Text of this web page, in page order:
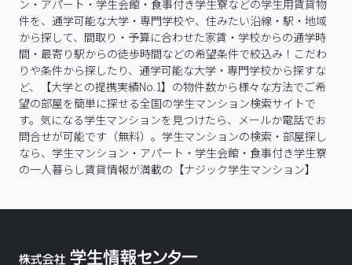
ン・アパート・学生会館・食事付き学生寮などの学生用賃貸物
件を、通学可能な大学・専門学校や、住みたい沿線・駅・地域
から探して、間取り・予算に合わせた家賃・学校からの通学時
間・最寄り駅からの徒歩時間などの希望条件で絞込み！こだわ
りや条件から探したり、通学可能な大学・専門学校から探すな
ど、【大学との提携実績No.1】の物件数から様々な方法でご希
望の部屋を簡単に探せる全国の学生マンション検索サイトで
す。気になる学生マンションを見つけたら、メールか電話でお
問合せが可能です（無料）。学生マンションの検索・部屋探し
なら、学生マンション・アパート・学生会館・食事付き学生寮
の一人暮らし賃貸情報が満載の【ナジック学生マンション】